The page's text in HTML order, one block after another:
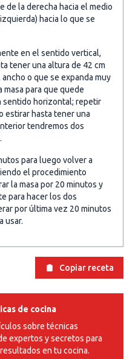
de la derecha hacia el medio
hacia lo que se
en el sentido vertical,
tener una altura de 42 cm
o que se expanda muy
masa para que quede
sentido horizontal; repetir
estirar hasta tener una
tendremos dos
para luego volver a
el procedimiento
la masa por 20 minutos y
para hacer los dos
por última vez 20 minutos
usar.
Copiar receta
de cocina
sobre técnicas
expertos y secretos para
en tu cocina.